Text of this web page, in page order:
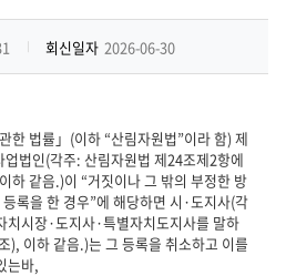
회신일자 2026-06-30
한 법률」(이하 “산림자원법”이라 함) 제
법인(각주: 산림자원법 제24조제2항에
하 같음.)이 “거짓이나 그 밖의 부정한 방
록을 한 경우”에 해당하면 시·도지사(각
시장·도지사·특별자치도지사를 말하
), 이하 같음.)는 그 등록을 취소하고 이를
는바,